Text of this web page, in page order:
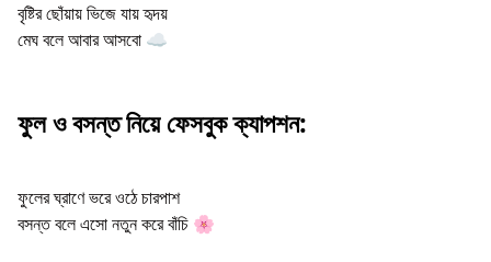
বৃষ্টির ছোঁয়ায় ভিজে যায় হৃদয়
মেঘ বলে আবার আসবো ☁️
ফুল ও বসন্ত নিয়ে ফেসবুক ক্যাপশন:
ফুলের ঘ্রাণে ভরে ওঠে চারপাশ
বসন্ত বলে এসো নতুন করে বাঁচি 🌸